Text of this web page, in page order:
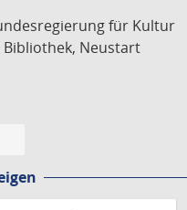
für Kultur
Neustart